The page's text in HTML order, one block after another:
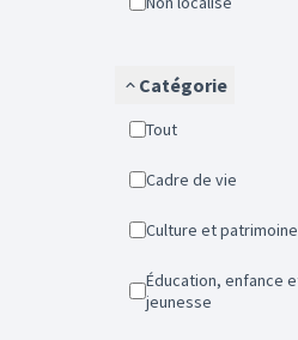
Catégorie
Tout
Cadre de vie
Culture et patrimoine
Éducation, enfance et
jeunesse